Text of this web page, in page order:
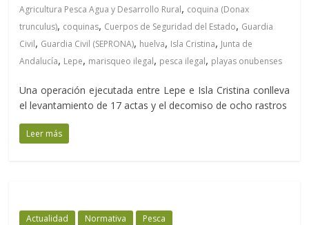
Agricultura Pesca Agua y Desarrollo Rural, coquina (Donax
trunculus), coquinas, Cuerpos de Seguridad del Estado, Guardia
Civil, Guardia Civil (SEPRONA), huelva, Isla Cristina, Junta de
Andalucía, Lepe, marisqueo ilegal, pesca ilegal, playas onubenses
Una operación ejecutada entre Lepe e Isla Cristina conlleva
el levantamiento de 17 actas y el decomiso de ocho rastros
Leer más
Actualidad Normativa Pesca